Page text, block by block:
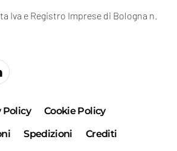
Iva e Registro Imprese di Bologna n.
Policy
Cookie Policy
Spedizioni Crediti